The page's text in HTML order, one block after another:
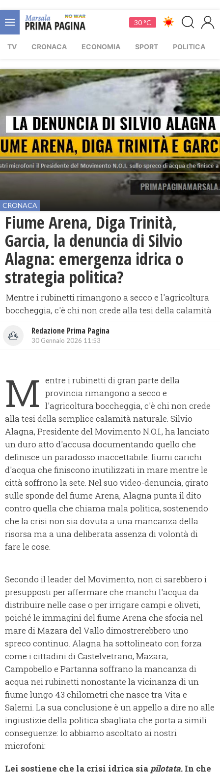
30 °C
TV CRONACA ECONOMIA SPORT POLITICA
CRONACA
Fiume Arena, Diga Trinità,
Garcia, la denuncia di Silvio
Alagna: emergenza idrica o
strategia politica?
​Mentre i rubinetti rimangono a secco e l'agricoltura
boccheggia, c'è chi non crede alla tesi della calamità
Redazione Prima Pagina
30 Gennaio 2026 11:53
M entre i rubinetti di gran parte della
provincia rimangono a secco e
l'agricoltura boccheggia, c'è chi non crede
alla tesi della semplice calamità naturale. Silvio
Alagna, Presidente del Movimento N.O.I., ha lanciato
un duro atto d'accusa documentando quello che
definisce un paradosso inaccettabile: fiumi carichi
d'acqua che finiscono inutilizzati in mare mentre le
città soffrono la sete. Nel suo video-denuncia, girato
sulle sponde del fiume Arena, Alagna punta il dito
contro quella che chiama mala politica, sostenendo
che la crisi non sia dovuta a una mancanza della
risorsa ma a una deliberata assenza di volontà di
fare le cose.
Secondo il leader del Movimento, non ci sarebbero i
presupposti per affermare che manchi l'acqua da
distribuire nelle case o per irrigare campi e oliveti,
poiché le immagini del fiume Arena che sfocia nel
mare di Mazara del Vallo dimostrerebbero uno
spreco continuo. Alagna ha sottolineato con forza
come i cittadini di Castelvetrano, Mazara,
Campobello e Partanna soffrano la mancanza di
acqua nei rubinetti nonostante la vicinanza di un
fiume lungo 43 chilometri che nasce tra Vita e
Salemi. La sua conclusione è un appello a dire no alle
ingiustizie della politica sbagliata che porta a simili
conseguenze: lo abbiamo ascoltato ai nostri
microfoni:
Lei sostiene che la crisi idrica sia pilotata. In che